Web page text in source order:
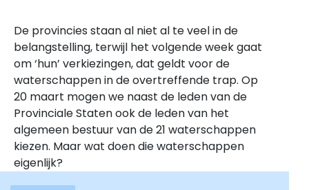
De provincies staan al niet al te veel in de
belangstelling, terwijl het volgende week gaat
om ‘hun’ verkiezingen, dat geldt voor de
waterschappen in de overtreffende trap. Op
20 maart mogen we naast de leden van de
Provinciale Staten ook de leden van het
algemeen bestuur van de 21 waterschappen
kiezen. Maar wat doen die waterschappen
eigenlijk?